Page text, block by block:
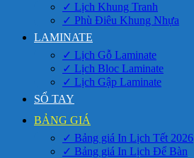
✓ Lịch Khung Tranh
✓ Phù Điêu Khung Nhựa
LAMINATE
✓ Lịch Gỗ Laminate
✓ Lịch Bloc Laminate
✓ Lịch Gập Laminate
SỔ TAY
BẢNG GIÁ
✓ Bảng giá In Lịch Tết 2026
✓ Bảng giá In Lịch Để Bàn